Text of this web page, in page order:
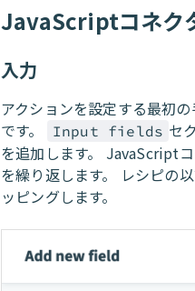
JavaScriptコネク
入力
アクションを設定する最初
です。
Input fields セ
を追加します。 JavaScript
を繰り返します。 レシピの
ッピングします。